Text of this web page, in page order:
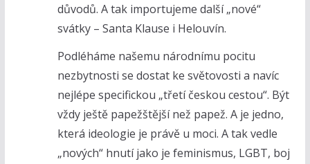
důvodů. A tak importujeme další „nové“
svátky – Santa Klause i Helouvín.
Podléháme našemu národnímu pocitu
nezbytnosti se dostat ke světovosti a navíc
nejlépe specifickou „třetí českou cestou“. Být
vždy ještě papežštější než papež. A je jedno,
která ideologie je právě u moci. A tak vedle
„nových“ hnutí jako je feminismus, LGBT, boj